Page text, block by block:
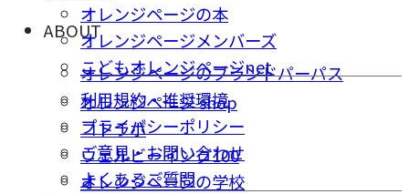
オレンジページの本
オレンジページメンバーズ
こどもオレンジページnet
オレンジページ shop
コトラボ
ウェルビーイング100
オレンジページの学校
ABOUT
オレンジページのブランドパーパス
利用規約・推奨環境
プライバシーポリシー
ご意⾒・お問い合わせ
よくあるご質問